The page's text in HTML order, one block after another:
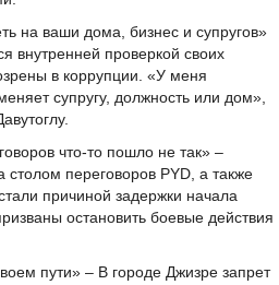
на ваши дома, бизнес и супругов»
внутренней проверкой своих
в коррупции. «У меня
супругу, должность или дом»,
что-то пошло не так» –
столом переговоров PYD, а также
причиной задержки начала
остановить боевые действия
пути» – В городе Джизре запрет